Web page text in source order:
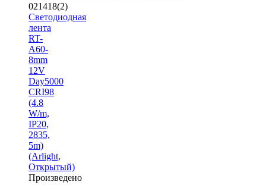
021418(2)
Светодиодная
лента
RT-
A60-
8mm
12V
Day5000
CRI98
(4.8
W/m,
IP20,
2835,
5m)
(Arlight,
Открытый)
Произведено